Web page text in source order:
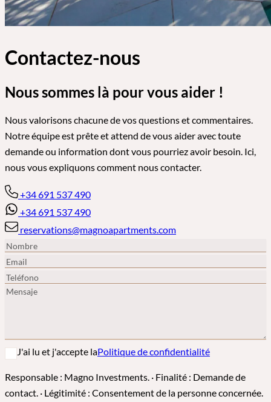
Contactez-nous
Nous sommes là pour vous aider !
Nous valorisons chacune de vos questions et commentaires.
Notre équipe est prête et attend de vous aider avec toute
demande ou information dont vous pourriez avoir besoin. Ici,
nous vous expliquons comment nous contacter.
+34 691 537 490
+34 691 537 490
reservations@magnoapartments.com
J'ai lu et j'accepte laPolitique de confidentialité
Responsable : Magno Investments. · Finalité : Demande de
contact. · Légitimité : Consentement de la personne concernée.